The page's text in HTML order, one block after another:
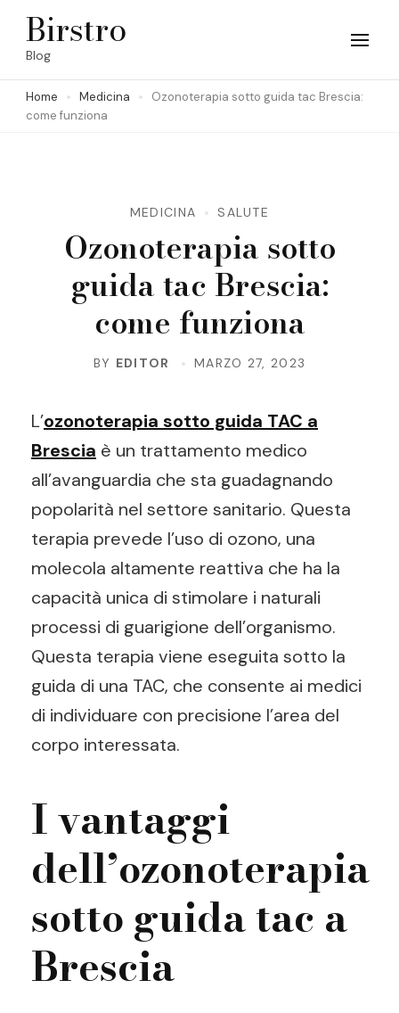
Skip
(Press
Birstro
Blog
Home Medicina
Ozonoterapia sotto guida tac Brescia:
come funziona
MEDICINA SALUTE
Ozonoterapia sotto
guida tac Brescia:
come funziona
BY EDITOR MARZO 27, 2023
L’ozonoterapia sotto guida TAC a
Brescia è un trattamento medico
all’avanguardia che sta guadagnando
popolarità nel settore sanitario. Questa
terapia prevede l’uso di ozono, una
molecola altamente reattiva che ha la
capacità unica di stimolare i naturali
processi di guarigione dell’organismo.
Questa terapia viene eseguita sotto la
guida di una TAC, che consente ai medici
di individuare con precisione l’area del
corpo interessata.
I vantaggi
dell’ozonoterapia
sotto guida tac a
Brescia